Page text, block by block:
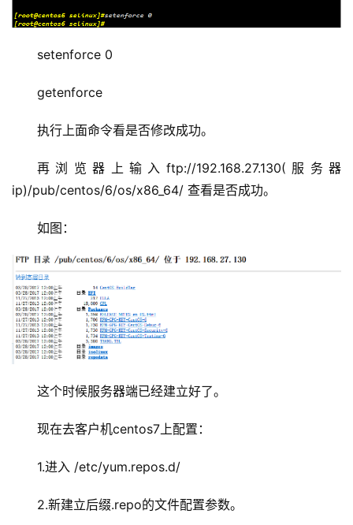
setenforce 0
getenforce
执行上面命令看是否修改成功。
再浏览器上输入ftp://192.168.27.130(服务器
ip)/pub/centos/6/os/x86_64/ 查看是否成功。
如图：
这个时候服务器端已经建立好了。
现在去客户机centos7上配置：
1.进入 /etc/yum.repos.d/
2.新建立后缀.repo的文件配置参数。